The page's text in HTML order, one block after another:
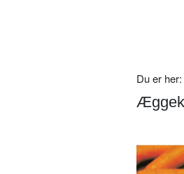
Du er her: